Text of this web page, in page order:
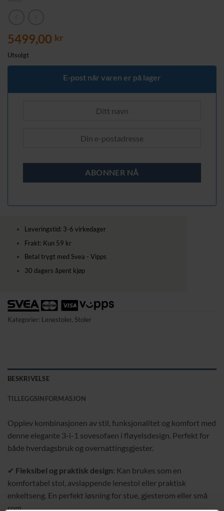
5499,00 kr
Utsolgt
E-post når varen er på lager
Leveringstid: 3-6 virkedager
Frakt: Kun 59 kr
Betal trygt med Svea - Vipps
30 dagers åpent kjøp
Kategorier: Lenestoler, Stoler
BESKRIVELSE
TILLEGGSINFORMASJON
Opplev kombinasjonen av stil, funksjonalitet og komfort med
denne elegante 3-i-1 sovesofaen i fløyelsdesign. Perfekt for
både hverdagsbruk og overnattingsgjester.
✔ Fleksibel og praktisk design: Kan brukes som en
komfortabel stol, avslappende lenestol eller praktisk
enkeltseng. En perfekt løsning for stue, gjesterom eller små
rom.